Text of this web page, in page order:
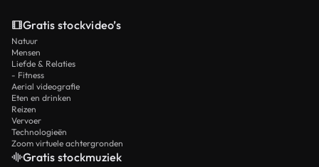
Gratis stockvideo’s
Natuur
Mensen
Liefde & Relaties
- Fitness
Aerial videografie
Eten en drinken
Reizen
Vervoer
Technologieën
Zoom virtuele achtergronden
Gratis stockmuziek